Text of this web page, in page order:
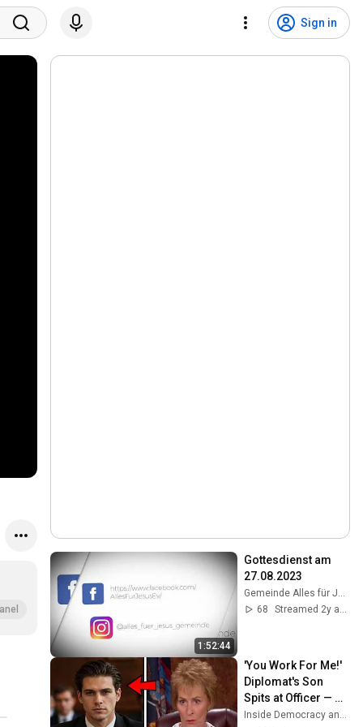
Sign in
1:52:44
Gottesdienst am
27.08.2023
Gemeinde Alles für Jesus
68
Streamed 2y ago
'You Work For Me!'
Diplomat's Son
Spits at Officer —
Judge Judy
Inside Democracy and Insight Democracy